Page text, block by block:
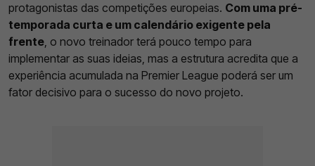
protagonistas das competições europeias. Com uma pré-
temporada curta e um calendário exigente pela
frente, o novo treinador terá pouco tempo para
implementar as suas ideias, mas a estrutura acredita que a
experiência acumulada na Premier League poderá ser um
fator decisivo para o sucesso do novo projeto.